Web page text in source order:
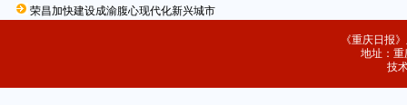
荣昌加快建设成渝腹心现代化新兴城市
《重庆日报
地址：重
技